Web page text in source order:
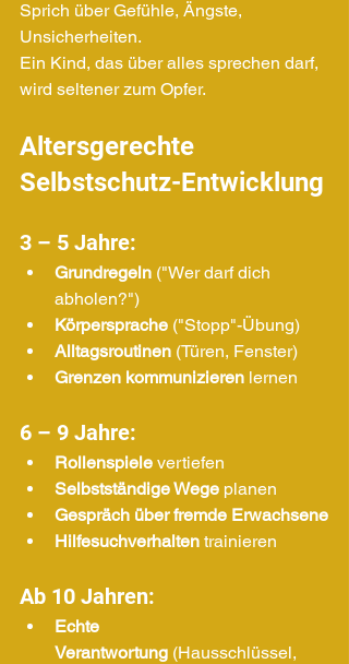
Sprich über Gefühle, Ängste,
Unsicherheiten.
Ein Kind, das über alles sprechen darf,
wird seltener zum Opfer.
Altersgerechte
Selbstschutz-Entwicklung
3 – 5 Jahre:
Grundregeln ("Wer darf dich
abholen?")
Körpersprache ("Stopp"-Übung)
Alltagsroutinen (Türen, Fenster)
Grenzen kommunizieren lernen
6 – 9 Jahre:
Rollenspiele vertiefen
Selbstständige Wege planen
Gespräch über fremde Erwachsene
Hilfesuchverhalten trainieren
Ab 10 Jahren:
Echte
Verantwortung (Hausschlüssel,